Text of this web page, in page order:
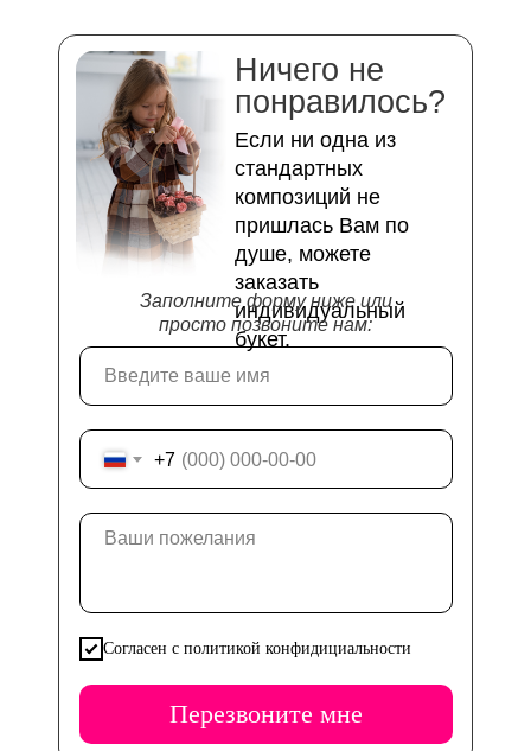
Ничего не
понравилось?
+7
Согласен с политикой конфидициальности
Перезвоните мне
Если ни одна из
стандартных
композиций не
пришлась Вам по
душе, можете
заказать
индивидуальный
букет.
Заполните форму ниже или
просто позвоните нам: